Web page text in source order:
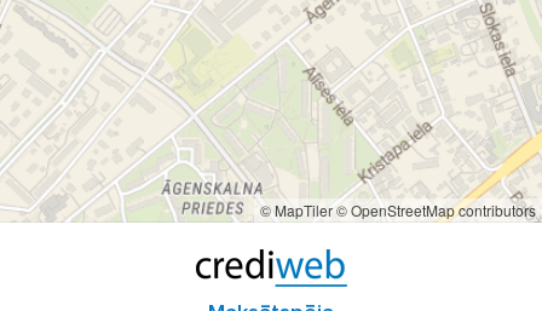
© MapTiler© OpenStreetMap contributors